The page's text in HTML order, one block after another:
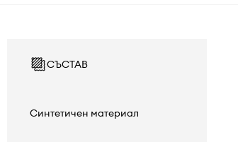
СЪСТАВ
Синтетичен материал